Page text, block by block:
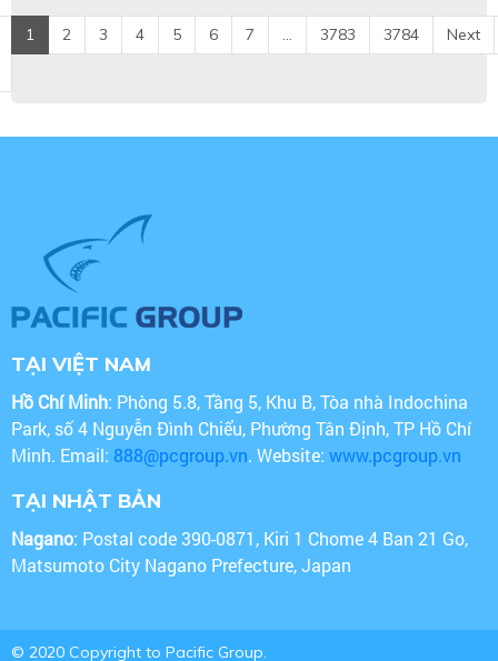
1 2 3 4 5 6 7 ... 3783 3784 Next
TẠI VIỆT NAM
Hồ Chí Minh: Phòng 5.8, Tầng 5, Khu B, Tòa nhà Indochina
Park, số 4 Nguyễn Đình Chiểu, Phường Tân Định, TP Hồ Chí
Minh. Email: 888@pcgroup.vn. Website: www.pcgroup.vn
TẠI NHẬT BẢN
Nagano: Postal code 390-0871, Kiri 1 Chome 4 Ban 21 Go,
Matsumoto City Nagano Prefecture, Japan
© 2020 Copyright to Pacific Group.